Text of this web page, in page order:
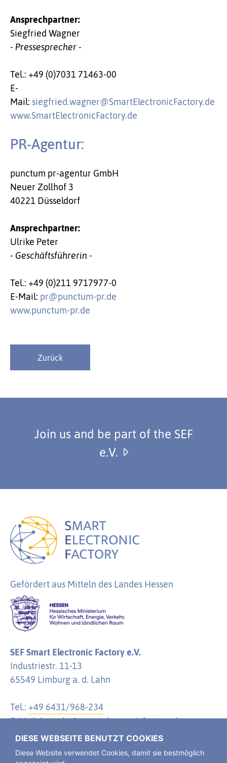
Ansprechpartner:
Siegfried Wagner
- Pressesprecher -
Tel.: +49 (0)7031 71463-00
E-
Mail: siegfried.wagner@SmartElectronicFactory.de
www.SmartElectronicFactory.de
PR-Agentur:
punctum pr-agentur GmbH
Neuer Zollhof 3
40221 Düsseldorf
Ansprechpartner:
Ulrike Peter
- Geschäftsführerin -
Tel.: +49 (0)211 9717977-0
E-Mail: pr@punctum-pr.de
www.punctum-pr.de
Zurück
Join us and be part of the SEF
e.V.
Gefördert aus Mitteln des Landes Hessen
SEF Smart Electronic Factory e.V.
Industriestr. 11-13
65549 Limburg a. d. Lahn
Tel.: +49 6431/968-234
E-Mail:kontakt@smartelectronicfactory.de
DIESE WEBSEITE BENUTZT COOKIES
Diese Website verwendet Cookies, damit sie bestmöglich